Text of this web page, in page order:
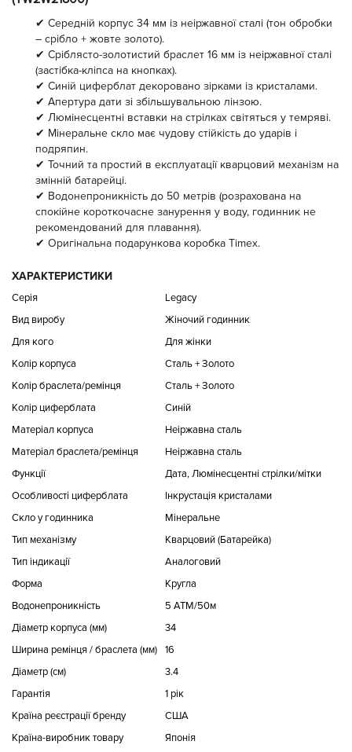
✔ Середній корпус 34 мм із неіржавної сталі (тон обробки
– срібло + жовте золото).
✔ Сріблясто-золотистий браслет 16 мм із неіржавної сталі
(застібка-кліпса на кнопках).
✔ Синій циферблат декоровано зірками із кристалами.
✔ Апертура дати зі збільшувальною лінзою.
✔ Люмінесцентні вставки на стрілках світяться у темряві.
✔ Мінеральне скло має чудову стійкість до ударів і
подряпин.
✔ Точний та простий в експлуатації кварцовий механізм на
змінній батарейці.
✔ Водонепроникність до 50 метрів (розрахована на
спокійне короткочасне занурення у воду, годинник не
рекомендований для плавання).
✔ Оригінальна подарункова коробка Timex.
ХАРАКТЕРИСТИКИ
Серія
Legacy
Вид виробу
Жіночий годинник
Для кого
Для жінки
Колір корпуса
Сталь + Золото
Колір браслета/ремінця
Сталь + Золото
Колір циферблата
Синій
Матеріал корпуса
Неіржавна сталь
Матеріал браслета/ремінця
Неіржавна сталь
Функції
Дата, Люмінесцентні стрілки/мітки
Особливості циферблата
Інкрустація кристалами
Скло у годинника
Мінеральне
Тип механізму
Кварцовий (Батарейка)
Тип індикації
Аналоговий
Форма
Кругла
Водонепроникність
5 ATM/50м
Діаметр корпуса (мм)
34
Ширина ремінця / браслета (мм)
16
Діаметр (см)
3.4
Гарантія
1 рік
Країна реєстрації бренду
США
Країна-виробник товару
Японія